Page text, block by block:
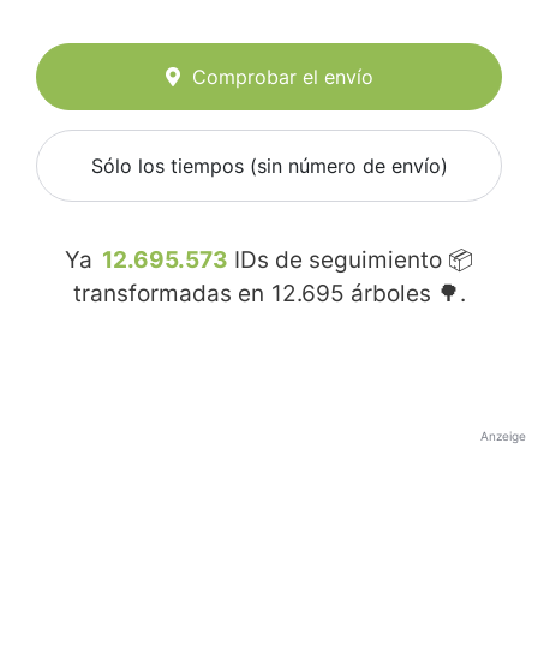
Comprobar el envío
Sólo los tiempos (sin número de envío)
Ya 12.695.573 IDs de seguimiento 📦
transformadas en 12.695 árboles 🌳.
Anzeige